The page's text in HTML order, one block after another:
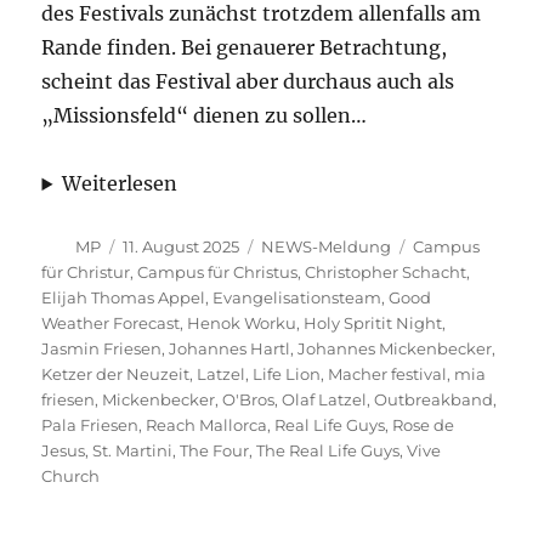
des Festivals zunächst trotzdem allenfalls am
Rande finden. Bei genauerer Betrachtung,
scheint das Festival aber durchaus auch als
„Missionsfeld“ dienen zu sollen…
Weiterlesen
Autor
MP
Veröffentlicht
am
11. August 2025 Kategorien
NEWS-Meldung Schlagwörter
Campus
für Christur,Campus für Christus,Christopher Schacht,
Elijah Thomas Appel, Evangelisationsteam,Good
Weather Forecast, Henok Worku, Holy Spritit Night,
Jasmin Friesen,Johannes Hartl,Johannes Mickenbecker,
Ketzer der Neuzeit, Latzel, Life Lion, Macher festival, mia
friesen, Mickenbecker,O'Bros,Olaf Latzel,Outbreakband,
Pala Friesen, Reach Mallorca, Real Life Guys, Rose de
Jesus,St. Martini,The Four,The Real Life Guys,Vive
Church